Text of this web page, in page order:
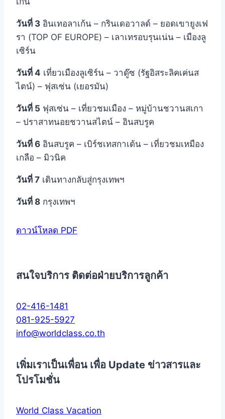
วันที่ 3 อินเทอลาเก้น – กรินเดอวาลด์ – ยอดเขายูงเฟ
รา (TOP OF EUROPE) – เลาเทรอบรุนเน่น – เมืองลู
เซิร์น
วันที่ 4 เที่ยวเมืองลูเซิร์น – วาดู๊ซ (รัฐอิสระลิคเค่นส
ไตน์) – ฟุสเซ่น (เยอรมัน)
วันที่ 5 ฟุสเซ่น – เที่ยวชมเมือง – หมู่บ้านชวานสเกา
– ปราสาทนอยชวานสไตน์ – อินสบรูค
วันที่ 6 อินสบรูค – เบิร์ชเทสกาเด้น – เที่ยวชมเหมือง
เกลือ – มิวนิค
วันที่ 7 เดินทางกลับสู่กรุงเทพฯ
วันที่ 8 กรุงเทพฯ
ดาวน์โหลด PDF
สนใจบริการ ติดต่อฝ่ายบริการลูกค้า
02-416-1481
081-925-5927
info@worldclass.co.th
เพิ่มเราเป็นเพื่อน เพื่อ Update ข่าวสารและ
โปรโมชั่น
World Class Vacation